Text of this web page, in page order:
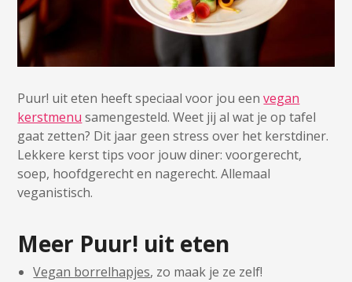
Puur! uit eten heeft speciaal voor jou eenvegan
kerstmenu samengesteld. Weet jij al wat je op tafel
gaat zetten? Dit jaar geen stress over het kerstdiner.
Lekkere kerst tips voor jouw diner: voorgerecht,
soep, hoofdgerecht en nagerecht. Allemaal
veganistisch.
Meer Puur! uit eten
Vegan borrelhapjes, zo maak je ze zelf!